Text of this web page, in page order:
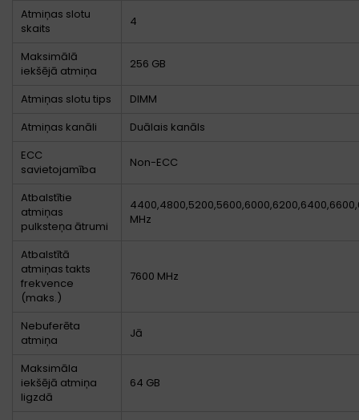
Atmiņas slotu
skaits
4
Maksimālā
iekšējā atmiņa
256 GB
Atmiņas slotu tips
DIMM
Atmiņas kanāli
Duālais kanāls
ECC
savietojamība
Non-ECC
Atbalstītie
atmiņas
pulksteņa ātrumi
MHz
Atbalstītā
atmiņas takts
frekvence
(maks.)
7600 MHz
Nebuferēta
atmiņa
Jā
Maksimāla
iekšējā atmiņa
ligzdā
64 GB